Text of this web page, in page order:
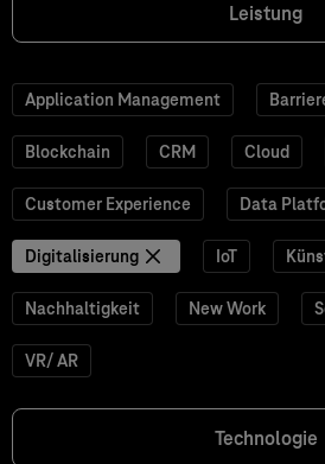
Leistung
Application Management
Blockchain CRM Cloud
Customer Experience Data
Digitalisierung IoT
Nachhaltigkeit New Work
VR/ AR
Technologie